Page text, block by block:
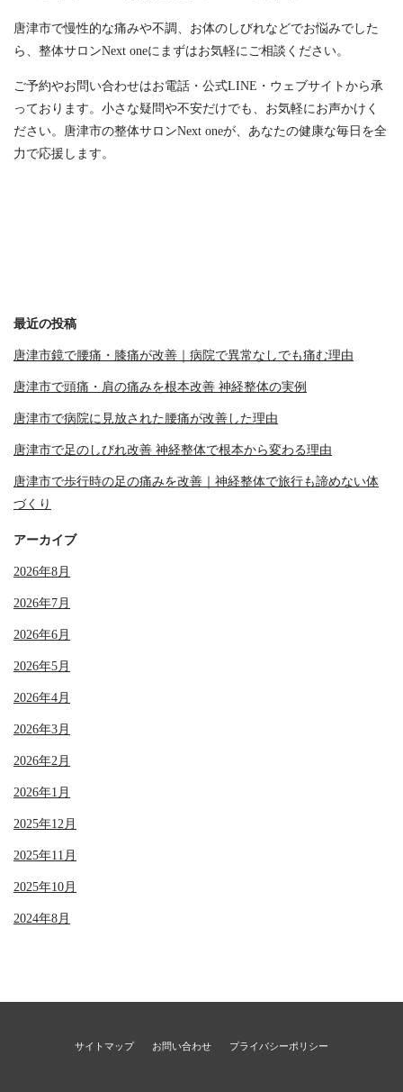
唐津市で慢性的な痛みや不調、お体のしびれなどでお悩みでした
ら、整体サロンNext oneにまずはお気軽にご相談ください。
ご予約やお問い合わせはお電話・公式LINE・ウェブサイトから承
っております。小さな疑問や不安だけでも、お気軽にお声かけく
ださい。唐津市の整体サロンNext oneが、あなたの健康な毎日を全
力で応援します。
最近の投稿
唐津市鏡で腰痛・膝痛が改善｜病院で異常なしでも痛む理由
唐津市で頭痛・肩の痛みを根本改善 神経整体の実例
唐津市で病院に見放された腰痛が改善した理由
唐津市で足のしびれ改善 神経整体で根本から変わる理由
唐津市で歩行時の足の痛みを改善｜神経整体で旅行も諦めない体
づくり
アーカイブ
2026年8月
2026年7月
2026年6月
2026年5月
2026年4月
2026年3月
2026年2月
2026年1月
2025年12月
2025年11月
2025年10月
2024年8月
サイトマップ お問い合わせ プライバシーポリシー